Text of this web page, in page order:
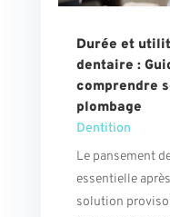
Durée et
dentaire :
comprendre
plombage
Dentition
Le pansement
essentielle
solution